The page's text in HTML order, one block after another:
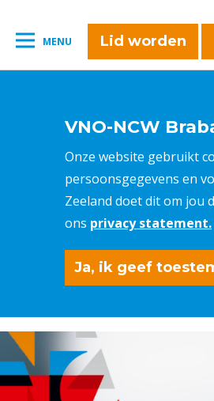
MENU Lid worden
VNO-NCW
Onze website gebruikt
persoonsgegevens en
Zeeland doet dit om jou
ons privacy statement.
Ja, ik geef